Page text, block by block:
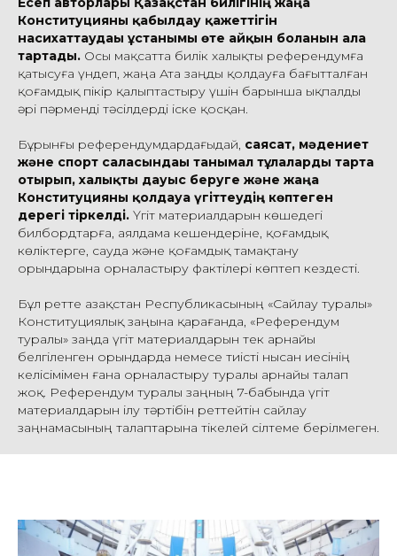
Конституцияны қабылдау қажеттігін
насихаттаудағы ұстанымы өте айқын болғанын алға
тартады. Осы мақсатта билік халықты референдумға
қатысуға үндеп, жаңа Ата заңды қолдауға бағытталған
қоғамдық пікір қалыптастыру үшін барынша ықпалды
әрі пәрменді тәсілдерді іске қосқан.
Бұрынғы референдумдардағыдай, саясат, мәдениет
және спорт саласындағы танымал тұлғаларды тарта
отырып, халықты дауыс беруге және жаңа
Конституцияны қолдауға үгіттеудің көптеген
дерегі тіркелді. Үгіт материалдарын көшедегі
билбордтарға, аялдама кешендеріне, қоғамдық
көліктерге, сауда және қоғамдық тамақтану
орындарына орналастыру фактілері көптеп кездесті.
Бұл ретте Қазақстан Республикасының «Сайлау туралы»
Конституциялық заңына қарағанда, «Референдум
туралы» заңда үгіт материалдарын тек арнайы
белгіленген орындарда немесе тиісті нысан иесінің
келісімімен ғана орналастыру туралы арнайы талап
жоқ. Референдум туралы заңның 7-бабында үгіт
материалдарын ілу тәртібін реттейтін сайлау
заңнамасының талаптарына тікелей сілтеме берілмеген.